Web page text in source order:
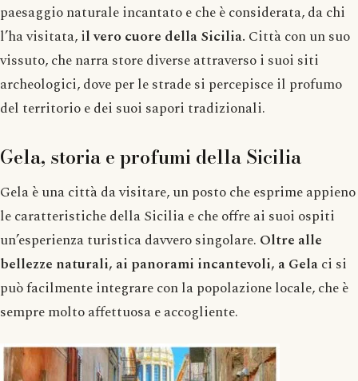
paesaggio naturale incantato e che è considerata, da chi
l’ha visitata, il vero cuore della Sicilia. Città con un suo
vissuto, che narra store diverse attraverso i suoi siti
archeologici, dove per le strade si percepisce il profumo
del territorio e dei suoi sapori tradizionali.
Gela, storia e profumi della Sicilia
Gela è una città da visitare, un posto che esprime appieno
le caratteristiche della Sicilia e che offre ai suoi ospiti
un’esperienza turistica davvero singolare. Oltre alle
bellezze naturali, ai panorami incantevoli, a Gelaci si
può facilmente integrare con la popolazione locale, che è
sempre molto affettuosa e accogliente.